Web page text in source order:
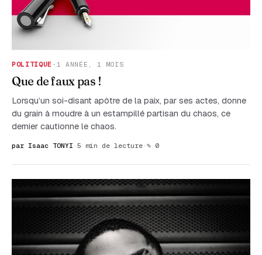
POLITIQUE · 1 ANNÉE, 1 MOIS
Que de faux pas !
Lorsqu’un soi-disant apôtre de la paix, par ses actes, donne
du grain à moudre à un estampillé partisan du chaos, ce
dernier cautionne le chaos.
par Isaac TONYI · 5 min de lecture · ✎ 0